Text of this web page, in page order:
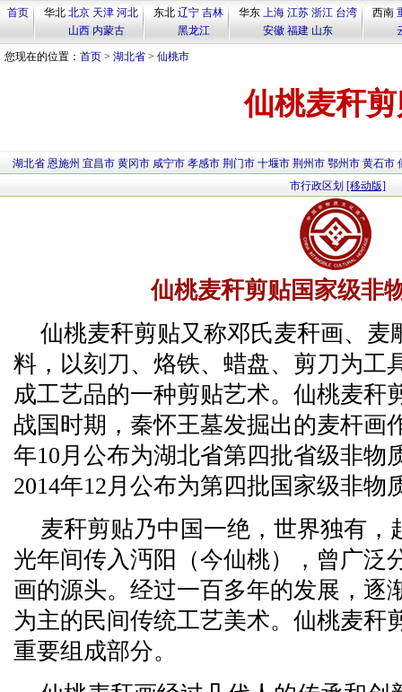
首页 华北 北京 天津 河北
山西 内蒙古
东北 辽宁 吉林
黑龙江
华东 上海 江苏 浙江 台湾
安徽 福建 山东
西南
您现在的位置： 首页 > 湖北省 > 仙桃市
仙桃麦秆
湖北省 恩施州 宜昌市 黄冈市 咸宁市 孝感市 荆门市 十堰市 荆州市 鄂州市 黄石市
市行政区划 [移动版]
仙桃麦秆剪贴国家级非
仙桃麦秆剪贴又称邓氏麦秆画、麦
料，以刻刀、烙铁、蜡盘、剪刀为工
成工艺品的一种剪贴艺术。仙桃麦秆
战国时期，秦怀王墓发掘出的麦杆画
年10月公布为湖北省第四批省级非物
2014年12月公布为第四批国家级非物
麦秆剪贴乃中国一绝，世界独有，
光年间传入沔阳（今仙桃），曾广泛
画的源头。经过一百多年的发展，逐
为主的民间传统工艺美术。仙桃麦秆
重要组成部分。